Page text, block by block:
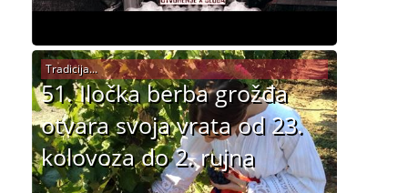
51. Iločka berba grožđa
otvara svoja vrata od 23.
kolovoza do 2. rujna
Tradicija...